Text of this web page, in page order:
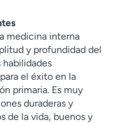
medicina interna
y profundidad del
el éxito en la
primaria. Es muy
duraderas y
de la vida, buenos y